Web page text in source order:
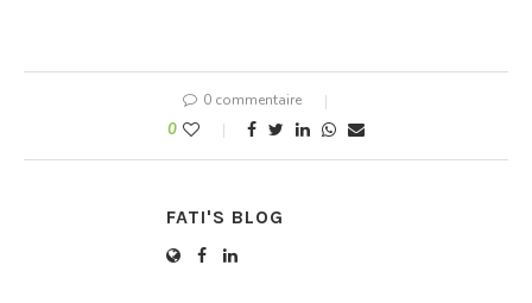
industrielle au Maroc.
0 commentaire
0
FATI'S BLOG